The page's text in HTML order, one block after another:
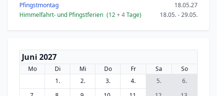
Pfingstmontag
18.05.27
Himmelfahrt- und Pfingstferien (12+ 4Tage) 18.05. - 29.05.
Juni 2027
Mo Di Mi Do Fr Sa
So
1.
2. 3. 4. 5.
6.